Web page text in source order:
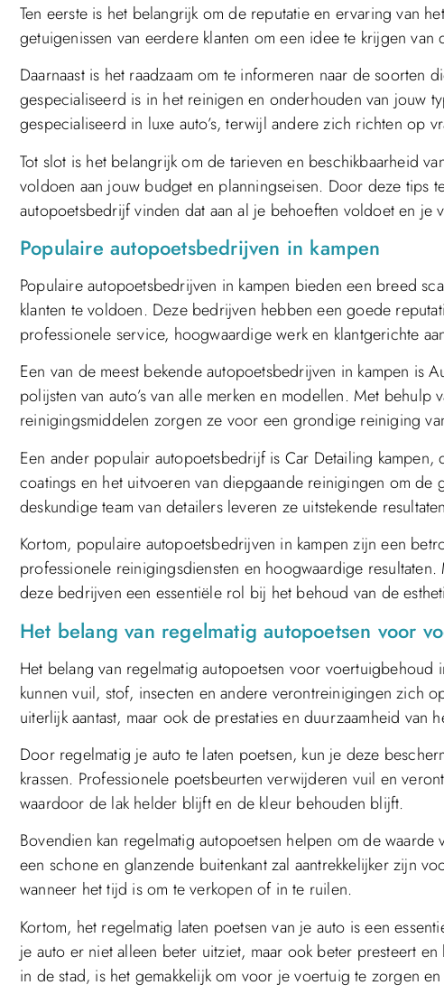
Ten eerste is het belangrijk om de reputatie en ervaring van
getuigenissen van eerdere klanten om een idee te krijgen
Daarnaast is het raadzaam om te informeren naar de
gespecialiseerd is in het reinigen en onderhouden van jouw
gespecialiseerd in luxe auto’s, terwijl andere zich richten op
Tot slot is het belangrijk om de tarieven en beschikbaarheid
voldoen aan jouw budget en planningseisen. Door deze tips
autopoetsbedrijf vinden dat aan al je behoeften voldoet en
Populaire autopoetsbedrijven in kampen
Populaire autopoetsbedrijven in kampen bieden een breed
klanten te voldoen. Deze bedrijven hebben een goede
professionele service, hoogwaardige werk en klantgerichte
Een van de meest bekende autopoetsbedrijven in kampen is
polijsten van auto’s van alle merken en modellen. Met
reinigingsmiddelen zorgen ze voor een grondige reiniging
Een ander populair autopoetsbedrijf is Car Detailing
coatings en het uitvoeren van diepgaande reinigingen om de
deskundige team van detailers leveren ze uitstekende
Kortom, populaire autopoetsbedrijven in kampen zijn een
professionele reinigingsdiensten en hoogwaardige
deze bedrijven een essentiële rol bij het behoud van de
Het belang van regelmatig autopoetsen voor
Het belang van regelmatig autopoetsen voor
kunnen vuil, stof, insecten en andere verontreinigingen zich
uiterlijk aantast, maar ook de prestaties en duurzaamheid van
Door regelmatig je auto te laten poetsen, kun je deze
krassen. Professionele poetsbeurten verwijderen vuil en
waardoor de lak helder blijft en de kleur behouden blijft.
Bovendien kan regelmatig autopoetsen helpen om de
een schone en glanzende buitenkant zal aantrekkelijker zijn
wanneer het tijd is om te verkopen of in te ruilen.
Kortom, het regelmatig laten poetsen van je auto is een
je auto er niet alleen beter uitziet, maar ook beter presteert
in de stad, is het gemakkelijk om voor je voertuig te zorgen